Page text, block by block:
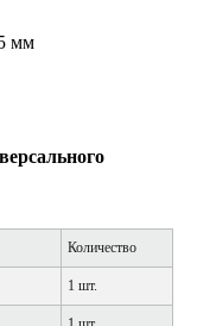
мм
Количество
1 шт.